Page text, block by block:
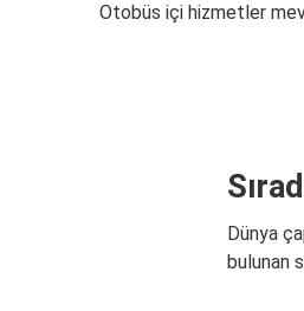
Otobüs içi hizmetler
Dünya
bulunan